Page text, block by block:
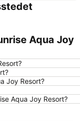
Aqua Joy
Joy Resort?
Aqua Joy Resort?